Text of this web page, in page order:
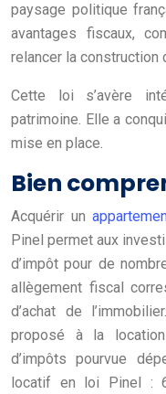
paysage politique
avantages fiscaux,
relancer la construction
Cette loi s’avère
patrimoine. Elle a
mise en place.
Bien
Acquérir un
Pinel permet aux
d’impôt pour de
allègement fiscal
d’achat de
proposé à la
d’impôts pourvue
locatif en loi Pinel :